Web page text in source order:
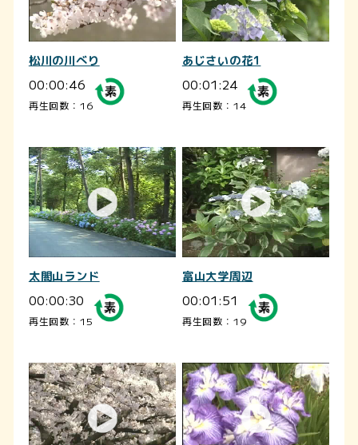
松川の川べり
00:00:46
再生回数：16
あじさいの花1
00:01:24
再生回数：14
太閤山ランド
00:00:30
再生回数：15
富山大学周辺
00:01:51
再生回数：19